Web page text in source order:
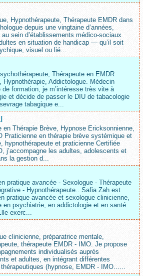
Hypnothérapeute, Thérapeute EMDR dans
depuis une vingtaine d’années,
au sein d’établissements médico‑sociaux
en situation de handicap — qu’il soit
visuel ou lié...
Thérapeute en EMDR
Hypnothérapie, Addictologue. Médecin
de formation, je m’intéresse très vite à
et décide de passer le DIU de tabacologie
tabagique e...
en Thérapie Brève, Hypnose Ericksonnienne,
Praticienne en thérapie brève systémique et
hypnothérapeute et praticienne Certifiée
j’accompagne les adultes, adolescents et
la gestion d...
pratique avancée - Sexologue - Thérapeute
- Hypnothérapeute.. Safia Zah est
pratique avancée et sexologue clinicienne,
en psychiatrie, en addictologie et en santé
exerc...
clinicienne, préparatrice mentale,
thérapeute EMDR - IMO. Je propose
individualisés auprès
et adultes, en intégrant différentes
(hypnose, EMDR - IMO......